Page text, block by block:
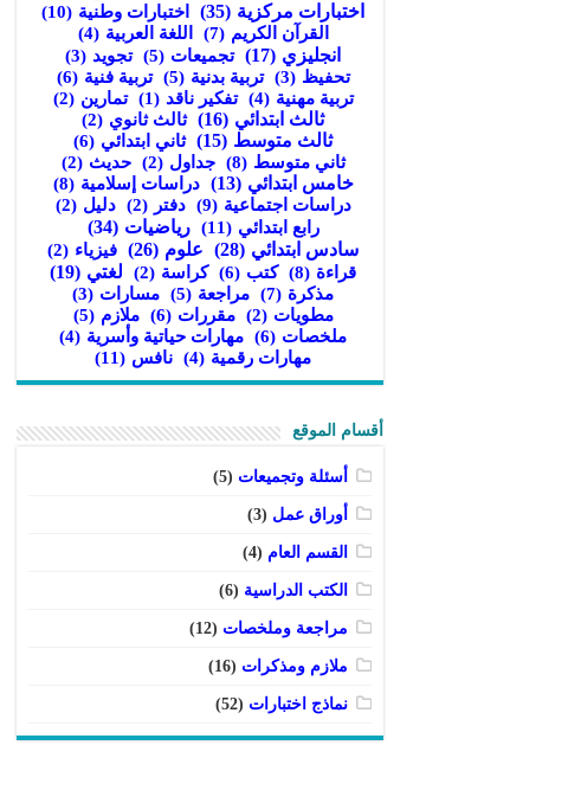
اختبارات مركزية (35) اختبارات وطنية (10)
القرآن الكريم (7) اللغة العربية (4)
انجليزي (17) تجميعات (5) تجويد (3)
تحفيظ (3) تربية بدنية (5) تربية فنية (6)
تربية مهنية (4) تفكير ناقد (1) تمارين (2)
ثالث ابتدائي (16) ثالث ثانوي (2)
ثالث متوسط (15) ثاني ابتدائي (6)
ثاني متوسط (8) جداول (2) حديث (2)
خامس ابتدائي (13) دراسات إسلامية (8)
دراسات اجتماعية (9) دفتر (2) دليل (2)
رابع ابتدائي (11) رياضيات (34)
سادس ابتدائي (28) علوم (26) فيزياء (2)
قراءة (8) كتب (6) كراسة (2) لغتي (19)
مذكرة (7) مراجعة (5) مسارات (3)
مطويات (2) مقررات (6) ملازم (5)
ملخصات (6) مهارات حياتية وأسرية (4)
مهارات رقمية (4) نافس (11)
أقسام الموقع
أسئلة وتجميعات (5)
أوراق عمل (3)
القسم العام (4)
الكتب الدراسية (6)
مراجعة وملخصات (12)
ملازم ومذكرات (16)
نماذج اختبارات (52)